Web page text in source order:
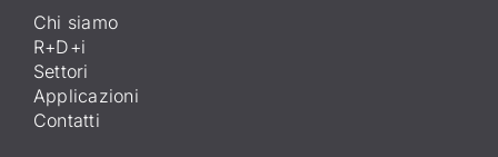
Chi siamo
R+D+i
Settori
Applicazioni
Contatti